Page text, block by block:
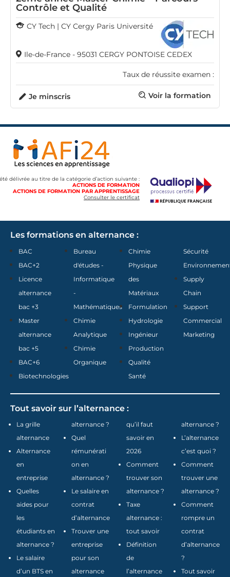
Contrôle et Qualité
CY Tech | CY Cergy Paris Université
Ile-de-France - 95031 CERGY PONTOISE CEDEX
Taux de réussite examen :
Voir la formation
Je minscris
délivrée au titre de la catégorie d’action suivante :
ACTIONS DE FORMATION
ACTIONS DE FORMATION PAR APPRENTISSAGE
Consulter le certificat
Les formations en alternance :
BAC
BAC+2
Licence
alternance
bac +3
Master
alternance
bac +5
BAC+6
Biotechnologies
Bureau
d'études -
Informatique
-
Mathématiques
Chimie
Analytique
Chimie
Organique
Chimie
Physique
des
Matériaux
Formulation
Hydrologie
Ingénieur
Production
Qualité
Santé
Sécurité
Supply
Chain
Support
Commercial
Marketing
Tout savoir sur l’alternance :
La grille
alternance
Alternance
en
entreprise
Quelles
aides pour
les
étudiants en
alternance ?
Le salaire
d’un BTS en
alternance ?
Quel
rémunérati
on en
alternance ?
Le salaire en
contrat
d’alternance
Trouver une
entreprise
pour son
alternance
qu’il faut
savoir en
2026
Comment
trouver son
alternance ?
Taxe
alternance :
tout savoir
Définition
de
l’alternance
alternance ?
L’alternance
c’est quoi ?
Comment
trouver une
alternance ?
Comment
rompre un
contrat
d’alternance
?
Tout savoir